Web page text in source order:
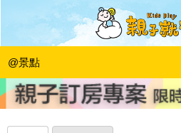
@景點
遮陽兼玩水，擊退暑
堆客家文化園區
珍太妃旅遊親子生活|2017-06-25